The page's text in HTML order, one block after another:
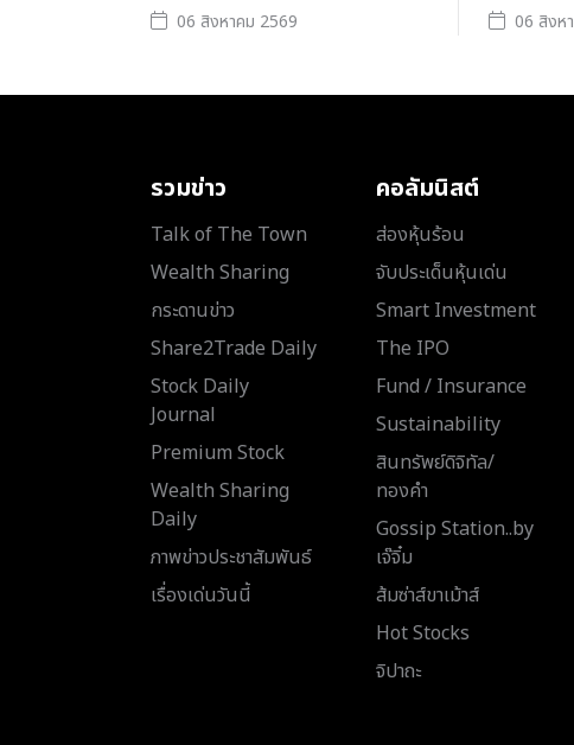
06 สิงหาคม 2569 06 สิงห
รวมข่าว
Talk of The Town
Wealth Sharing
กระดานข่าว
Share2Trade Daily
Stock Daily
Journal
Premium Stock
Wealth Sharing
Daily
ภาพข่าวประชาสัมพันธ์
เรื่องเด่นวันนี้
คอลัมนิสต์
ส่องหุ้นร้อน
จับประเด็นหุ้นเด่น
Smart Investment
The IPO
Fund / Insurance
Sustainability
สินทรัพย์ดิจิทัล/
ทองคำ
Gossip Station..by
เจ๊จิ๋ม
ส้มซ่าส์ขาเม้าส์
Hot Stocks
จิปาถะ